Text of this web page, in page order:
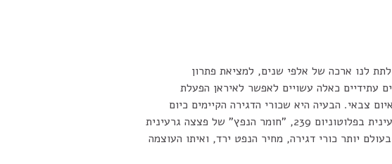
לתת לנו ארכה של אלפי שנים, למציאת פתרון
עתידיים כאלה עשויים לאפשר לאיראן הפעלת
צבאי. הבעיה היא שכורי הדגירה הקיימים כיום
הנפץ" של פצצה גרעינית
יותר כורי דגירה, מחיר הנפט ירד, ואיתו העוצמה